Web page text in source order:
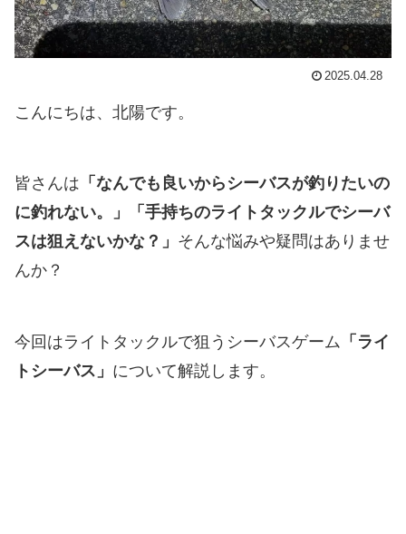
2025.04.28
こんにちは、北陽です。
皆さんは 「なんでも良いからシーバスが釣りたいの
に釣れない。」「手持ちのライトタックルでシーバ
スは狙えないかな？」 そんな悩みや疑問はありませ
んか？
今回はライトタックルで狙うシーバスゲーム 「ライ
トシーバス」 について解説します。